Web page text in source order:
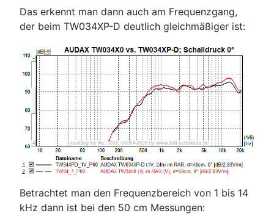
Das erkennt man dann auch am Frequenzgang,
der beim TW034XP-D deutlich gleichmäßiger ist:
Betrachtet man den Frequenzbereich von 1 bis 14
kHz dann ist bei den 50 cm Messungen: